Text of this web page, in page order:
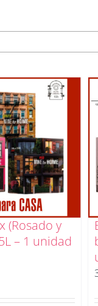
(Rosado y
– 1 unidad